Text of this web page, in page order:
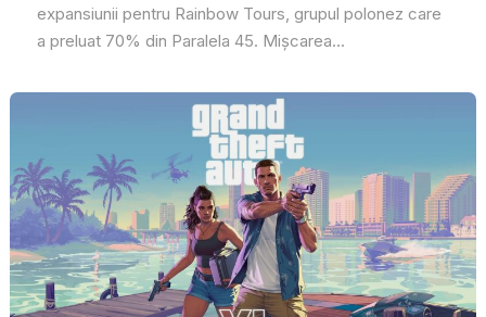
expansiunii pentru Rainbow Tours, grupul polonez care
a preluat 70% din Paralela 45. Mișcarea...